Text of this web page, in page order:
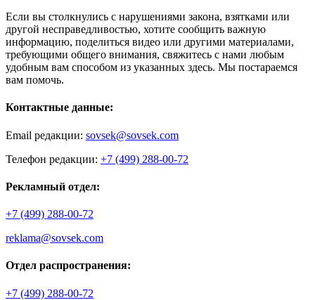
Если вы столкнулись с нарушениями закона, взятками или
другой несправедливостью, хотите сообщить важную
информацию, поделиться видео или другими материалами,
требующими общего внимания, свяжитесь с нами любым
удобным вам способом из указанных здесь. Мы постараемся
вам помочь.
Контактные данные:
Email редакции: sovsek@sovsek.com
Телефон редакции: +7 (499) 288-00-72
Рекламный отдел:
+7 (499) 288-00-72
reklama@sovsek.com
Отдел распространения:
+7 (499) 288-00-72